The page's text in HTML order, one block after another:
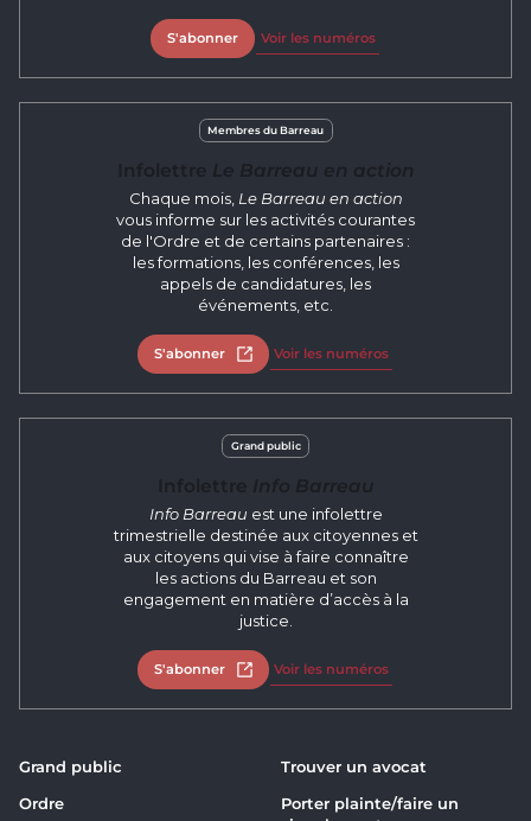
S'abonner Voir les numéros
Membres du Barreau
Chaque mois, Le Barreau en action
vous informe sur les activités courantes
de l'Ordre et de certains partenaires :
les formations, les conférences, les
appels de candidatures, les
événements, etc.
S'abonner Ouvrir dans un nouvel onglet
Voir les numéros
Grand public
Info Barreau est une infolettre
trimestrielle destinée aux citoyennes et
aux citoyens qui vise à faire connaître
les actions du Barreau et son
engagement en matière d’accès à la
justice.
S'abonner Ouvrir dans un nouvel onglet
Voir les numéros
Grand public
Ordre
Trouver un avocat
Porter plainte/faire un